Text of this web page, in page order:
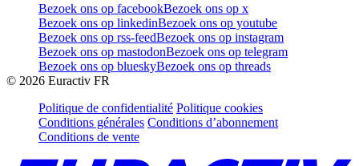
Bezoek ons op facebookBezoek ons op x
Bezoek ons op linkedinBezoek ons op youtube
Bezoek ons op rss-feedBezoek ons op instagram
Bezoek ons op mastodonBezoek ons op telegram
Bezoek ons op blueskyBezoek ons op threads
© 2026 Euractiv FR
Politique de confidentialité Politique cookies
Conditions générales Conditions d’abonnement
Conditions de vente